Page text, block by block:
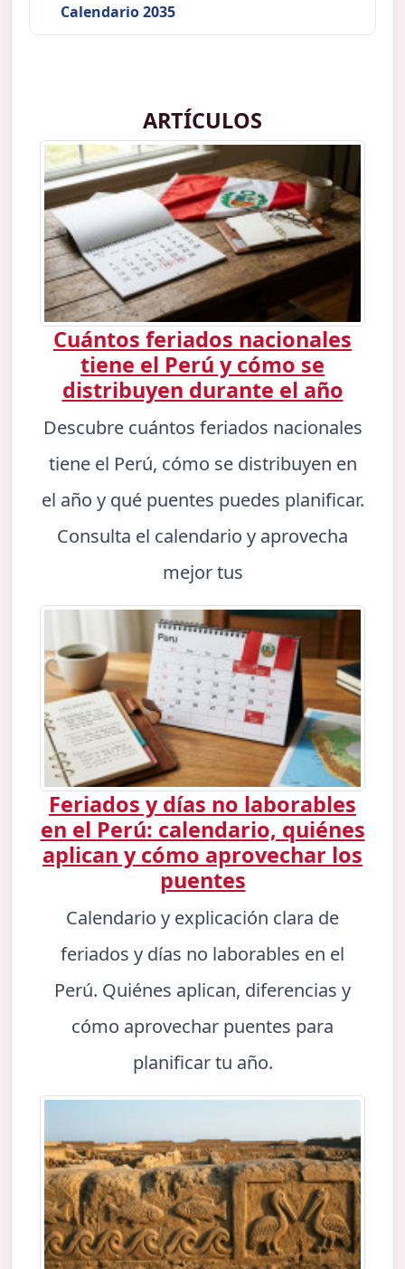
Calendario 2035
ARTÍCULOS
Cuántos feriados nacionales
tiene el Perú y cómo se
distribuyen durante el año
Descubre cuántos feriados nacionales
tiene el Perú, cómo se distribuyen en
el año y qué puentes puedes planificar.
Consulta el calendario y aprovecha
mejor tus
Feriados y días no laborables
en el Perú: calendario, quiénes
aplican y cómo aprovechar los
puentes
Calendario y explicación clara de
feriados y días no laborables en el
Perú. Quiénes aplican, diferencias y
cómo aprovechar puentes para
planificar tu año.